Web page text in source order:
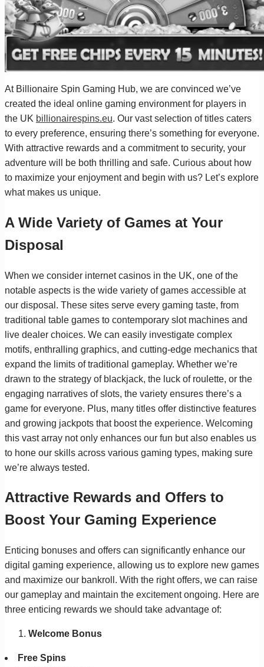
At Billionaire Spin Gaming Hub, we are convinced we’ve
created the ideal online gaming environment for players in
the UK billionairespins.eu. Our vast selection of titles caters
to every preference, ensuring there’s something for everyone.
With attractive rewards and a commitment to security, your
adventure will be both thrilling and safe. Curious about how
to maximize your enjoyment and begin with us? Let’s explore
what makes us unique.
A Wide Variety of Games at Your
Disposal
When we consider internet casinos in the UK, one of the
notable aspects is the wide variety of games accessible at
our disposal. These sites serve every gaming taste, from
traditional table games to contemporary slot machines and
live dealer choices. We can easily investigate complex
motifs, enthralling graphics, and cutting-edge mechanics that
expand the limits of traditional gameplay. Whether we’re
drawn to the strategy of blackjack, the luck of roulette, or the
engaging narratives of slots, the variety ensures there’s a
game for everyone. Plus, many titles offer distinctive features
and growing jackpots that boost the experience. Welcoming
this vast array not only enhances our fun but also enables us
to hone our skills across various gaming types, making sure
we’re always tested.
Attractive Rewards and Offers to
Boost Your Gaming Experience
Enticing bonuses and offers can significantly enhance our
digital gaming experience, allowing us to explore new games
and maximize our bankroll. With the right offers, we can raise
our gameplay and maintain the excitement ongoing. Here are
three enticing rewards we should take advantage of:
Welcome Bonus
Free Spins